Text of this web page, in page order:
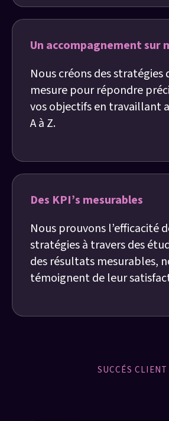
Un accompagnement sur
Nous créons des stratégies
mesure pour répondre
vos objectifs en travaillant
A à Z.
Des KPI’s mesurables
Nous prouvons l’efficacité
stratégies à travers des
des résultats mesurables,
témoignent de leur
SUCCÉS CLIENT